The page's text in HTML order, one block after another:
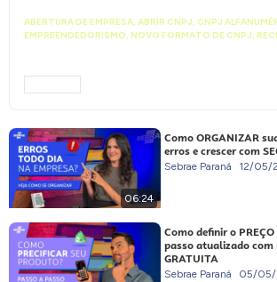
ABERTURA DE EMPRESA, ABRIR CNPJ, CNPJ
EMPREENDEDORISMO, NOVO FORMATO DE CNPJ,
06:24
Como ORGANIZAR
erros e crescer com
Sebrae Paraná 12/05/
Como definir o
passo atualizado com
GRATUITA
Sebrae Paraná 05/